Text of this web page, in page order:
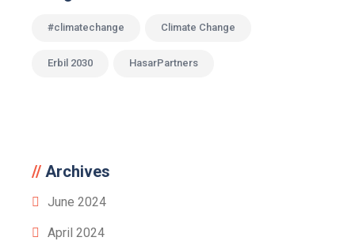
#climatechange Climate Change
Erbil 2030 HasarPartners
Archives
June 2024
April 2024